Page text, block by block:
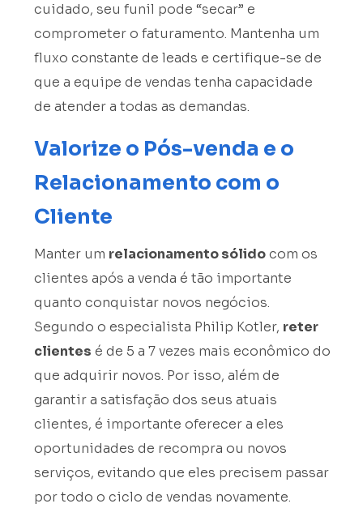
cuidado, seu funil pode “secar” e
comprometer o faturamento. Mantenha um
fluxo constante de leads e certifique-se de
que a equipe de vendas tenha capacidade
de atender a todas as demandas.
Valorize o Pós-venda e o
Relacionamento com o
Cliente
Manter um relacionamento sólidocom os
clientes após a venda é tão importante
quanto conquistar novos negócios.
Segundo o especialista Philip Kotler, reter
clientes é de 5 a 7 vezes mais econômico do
que adquirir novos. Por isso, além de
garantir a satisfação dos seus atuais
clientes, é importante oferecer a eles
oportunidades de recompra ou novos
serviços, evitando que eles precisem passar
por todo o ciclo de vendas novamente.